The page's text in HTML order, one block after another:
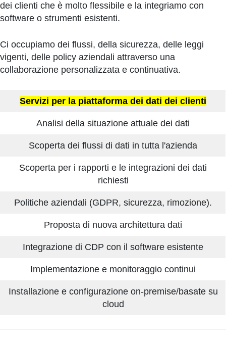
dei clienti che è molto flessibile e la integriamo con
software o strumenti esistenti.
Ci occupiamo dei flussi, della sicurezza, delle leggi
vigenti, delle policy aziendali attraverso una
collaborazione personalizzata e continuativa.
Servizi per la piattaforma dei dati dei clienti
Analisi della situazione attuale dei dati
Scoperta dei flussi di dati in tutta l'azienda
Scoperta per i rapporti e le integrazioni dei dati
richiesti
Politiche aziendali (GDPR, sicurezza, rimozione).
Proposta di nuova architettura dati
Integrazione di CDP con il software esistente
Implementazione e monitoraggio continui
Installazione e configurazione on-premise/basate su
cloud